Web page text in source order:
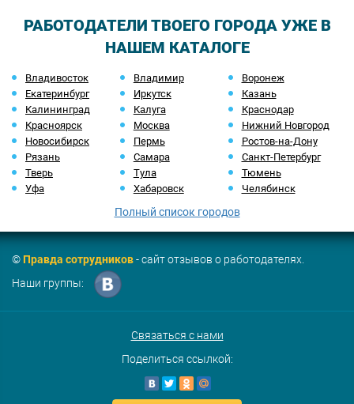
РАБОТОДАТЕЛИ ТВОЕГО ГОРОДА УЖЕ В
НАШЕМ КАТАЛОГЕ
Владивосток Владимир
Воронеж
Екатеринбург
Иркутск
Казань
Калининград
Калуга
Краснодар
Красноярск
Москва
Нижний Новгород
Новосибирск
Пермь
Ростов-на-Дону
Рязань
Самара
Санкт-Петербург
Тверь
Тула
Тюмень
Уфа
Хабаровск Челябинск
Полный список городов
©Правда сотрудников- сайт отзывов о работодателях.
Наши группы:
Связаться с нами
Поделиться ссылкой: